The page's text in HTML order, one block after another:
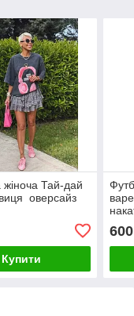
жіноча Тай-дай
оверсайз
Купити
600